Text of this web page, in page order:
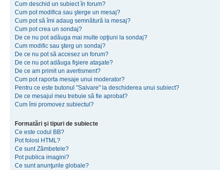
Cum deschid un subiect în forum?
Cum pot modifica sau şterge un mesaj?
Cum pot să îmi adaug semnătură la mesaj?
Cum pot crea un sondaj?
De ce nu pot adăuga mai multe opţiuni la sondaj?
Cum modific sau şterg un sondaj?
De ce nu pot să accesez un forum?
De ce nu pot adăuga fişiere ataşate?
De ce am primit un avertisment?
Cum pot raporta mesaje unui moderator?
Pentru ce este butonul "Salvare" la deschiderea unui subiect?
De ce mesajul meu trebuie să fie aprobat?
Cum îmi promovez subiectul?
Formatări şi tipuri de subiecte
Ce este codul BB?
Pot folosi HTML?
Ce sunt Zâmbetele?
Pot publica imagini?
Ce sunt anunţurile globale?